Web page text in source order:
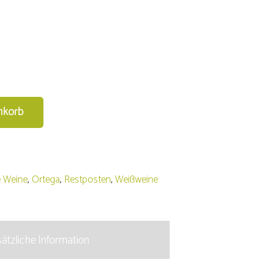
, Ortega, Restposten,Weißweine
Information